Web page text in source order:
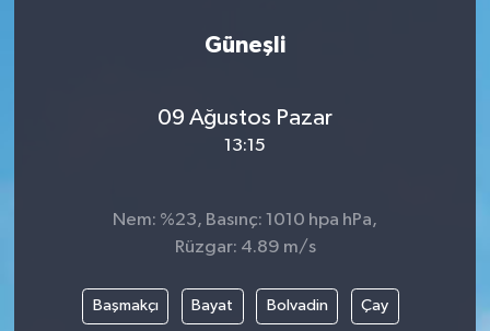
Güneşli
09 Ağustos Pazar
13:15
Nem: %23, Basınç: 1010 hpa hPa,
Rüzgar: 4.89 m/s
Başmakçı Bayat Bolvadin Çay